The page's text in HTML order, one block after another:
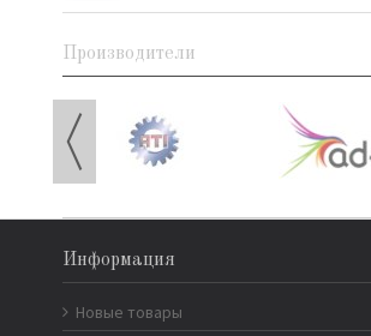
Производители
Информация
Новые товары